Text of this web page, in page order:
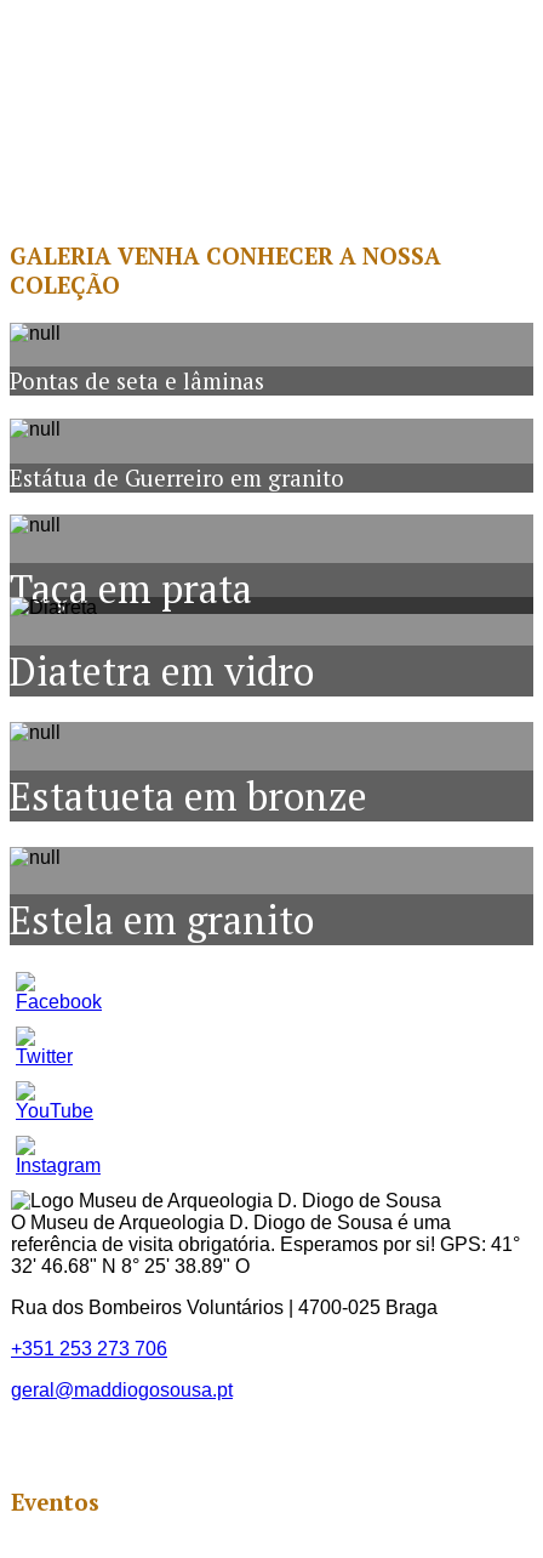
GALERIA VENHA CONHECER A NOSSA
COLEÇÃO
Pontas de seta e lâminas
Estátua de Guerreiro em granito
Taça em prata
Diatetra em vidro
Estatueta em bronze
Estela em granito
Set
Youtube
Channel
ID
O Museu de Arqueologia D. Diogo de Sousa é uma
referência de visita obrigatória. Esperamos por si! GPS: 41°
32' 46.68" N 8° 25' 38.89" O
Rua dos Bombeiros Voluntários | 4700-025 Braga
+351 253 273 706
geral@maddiogosousa.pt
Eventos